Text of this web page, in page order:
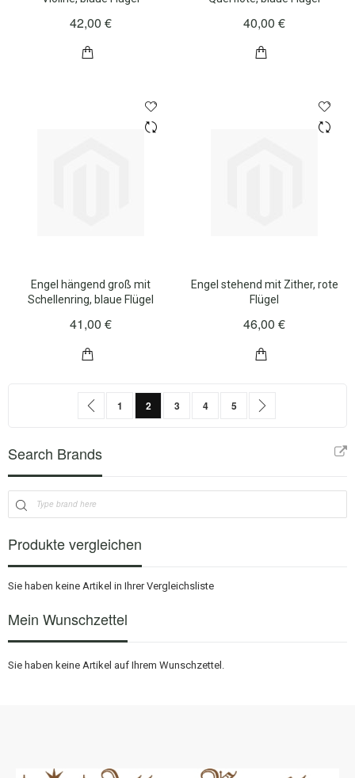
42,00 € 40,00 €
Engel hängend groß mit
Schellenring, blaue Flügel
41,00 €
Engel stehend mit Zither, rote
Flügel
46,00 €
Seite Seite
Zurück
Seite
1 Sie lesen gerade Seite
2 Seite
3 Seite
4 Seite
5
Search Brands
Produkte vergleichen
Sie haben keine Artikel in Ihrer Vergleichsliste
Mein Wunschzettel
Sie haben keine Artikel auf Ihrem Wunschzettel.